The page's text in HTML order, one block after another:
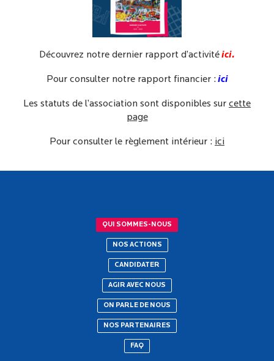
Découvrez notre dernier rapport d’activitéici.
Pour consulter notre rapport financier : ici
Les statuts de l’association sont disponibles sur cette
page
Pour consulter le règlement intérieur : ici
QUI SOMMES-NOUS
NOS ACTIONS
CANDIDATER
AGIR AVEC NOUS
ON PARLE DE NOUS
NOS PARTENAIRES
FAQ